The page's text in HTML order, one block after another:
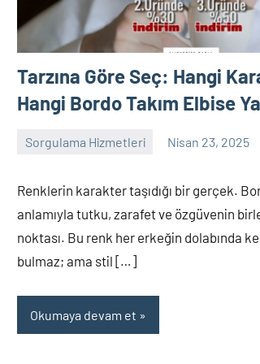
Tarzına Göre Seç: Hangi
Hangi Bordo Takım Elbise
Sorgulama Hizmetleri Nisan 23, 2025
sorgulama
Yorum
Renklerin karakter taşıdığı bir gerçek.
anlamıyla tutku, zarafet ve özgüvenin
noktası. Bu renk her erkeğin dolabında
bulmaz; ama stil […]
Okumaya devam et